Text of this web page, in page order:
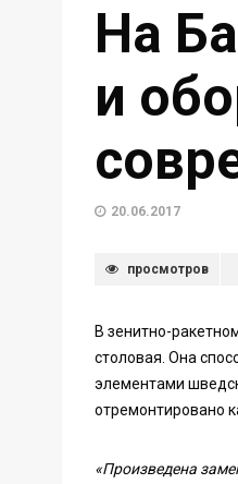
На
и
20.06.2017
просмотров
В зенитно-
столовая. Она
элементами
отремонтировано
«Произведена